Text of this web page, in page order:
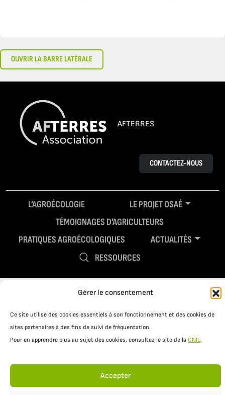
Gérer le consentement
Ce site utilise des cookies essentiels à son fonctionnement et des cookies de
sites partenaires à des fins de suivi de fréquentation.
Pour en apprendre plus au sujet des cookies, consultez le site de la CNIL.
Accepter
OUVRIR LA BARRE LATÉRALE
AFTERRES
CONTACTEZ-NOUS
L’AGROÉCOLOGIE
LE PROJET OSAÉ
TÉMOIGNAGES D’AGRICULTEURS
PRATIQUES AGROÉCOLOGIQUES
ACTUALITÉS
RESSOURCES
Mentions légales Politique de confidentialité